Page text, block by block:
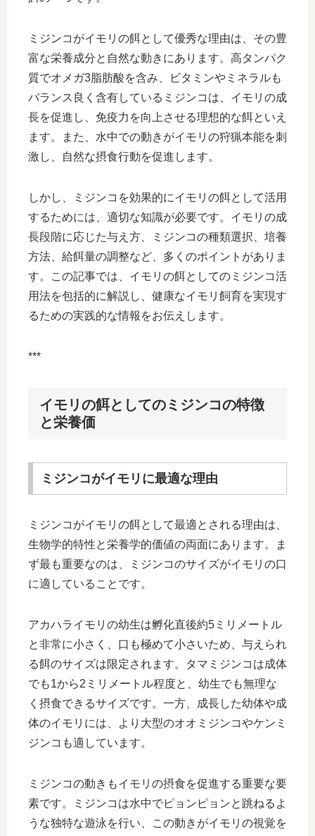
ミジンコがイモリの餌として優秀な理由は、その豊
富な栄養成分と自然な動きにあります。高タンパク
質でオメガ3脂肪酸を含み、ビタミンやミネラルも
バランス良く含有しているミジンコは、イモリの成
長を促進し、免疫力を向上させる理想的な餌といえ
ます。また、水中での動きがイモリの狩猟本能を刺
激し、自然な摂食行動を促進します。
しかし、ミジンコを効果的にイモリの餌として活用
するためには、適切な知識が必要です。イモリの成
長段階に応じた与え方、ミジンコの種類選択、培養
方法、給餌量の調整など、多くのポイントがありま
す。この記事では、イモリの餌としてのミジンコ活
用法を包括的に解説し、健康なイモリ飼育を実現す
るための実践的な情報をお伝えします。
***
イモリの餌としてのミジンコの特徴
と栄養価
ミジンコがイモリに最適な理由
ミジンコがイモリの餌として最適とされる理由は、
生物学的特性と栄養学的価値の両面にあります。ま
ず最も重要なのは、ミジンコのサイズがイモリの口
に適していることです。
アカハライモリの幼生は孵化直後約5ミリメートル
と非常に小さく、口も極めて小さいため、与えられ
る餌のサイズは限定されます。タマミジンコは成体
でも1から2ミリメートル程度と、幼生でも無理な
く摂食できるサイズです。一方、成長した幼体や成
体のイモリには、より大型のオオミジンコやケンミ
ジンコも適しています。
ミジンコの動きもイモリの摂食を促進する重要な要
素です。ミジンコは水中でピョンピョンと跳ねるよ
うな独特な遊泳を行い、この動きがイモリの視覚を